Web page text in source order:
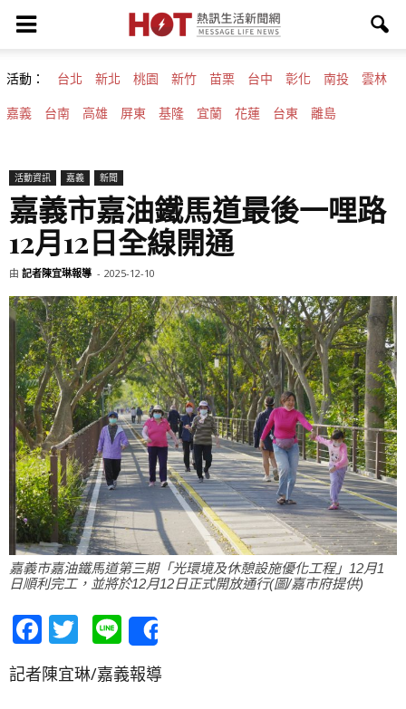
活動： 台北 新北 桃園 新竹 苗栗 台中 彰化 南投 雲林
嘉義 台南 高雄 屏東 基隆 宜蘭 花蓮 台東 離島
活動資訊 嘉義 新聞
嘉義市嘉油鐵馬道最後一哩路
12月12日全線開通
由 記者陳宜琳報導 - 2025-12-10
嘉義市嘉油鐵馬道第三期「光環境及休憩設施優化工程」12月1
日順利完工，並將於12月12日正式開放通行(圖/嘉市府提供)
Facebook
Twitter
Line
記者陳宜琳/嘉義報導